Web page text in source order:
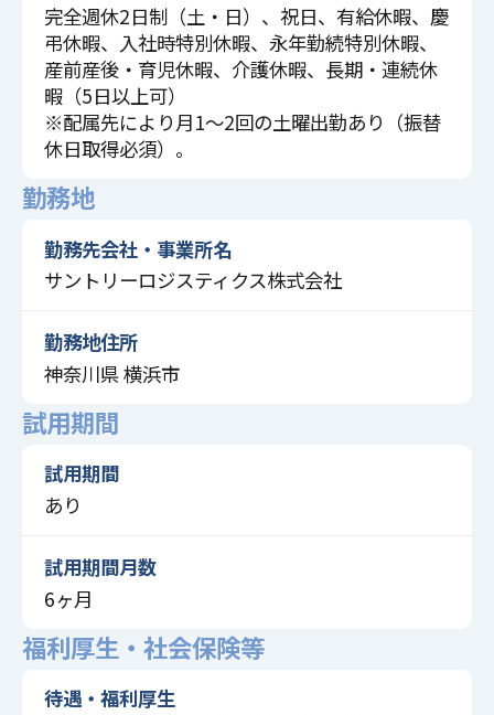
完全週休2日制（土・日）、祝日、有給休暇、慶
弔休暇、入社時特別休暇、永年勤続特別休暇、
産前産後・育児休暇、介護休暇、長期・連続休
暇（5日以上可）
※配属先により月1～2回の土曜出勤あり（振替
休日取得必須）。
勤務地
勤務先会社・事業所名
サントリーロジスティクス株式会社
勤務地住所
神奈川県 横浜市
試用期間
試用期間
あり
試用期間月数
6ヶ月
福利厚生・社会保険等
待遇・福利厚生